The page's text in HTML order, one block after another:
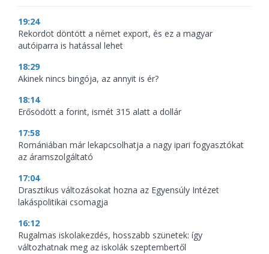
19:24
Rekordot döntött a német export, és ez a magyar
autóiparra is hatással lehet
18:29
Akinek nincs bingója, az annyit is ér?
18:14
Erősödött a forint, ismét 315 alatt a dollár
17:58
Romániában már lekapcsolhatja a nagy ipari fogyasztókat
az áramszolgáltató
17:04
Drasztikus változásokat hozna az Egyensúly Intézet
lakáspolitikai csomagja
16:12
Rugalmas iskolakezdés, hosszabb szünetek: így
változhatnak meg az iskolák szeptembertől